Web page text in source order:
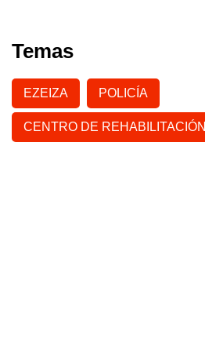
Temas
EZEIZA POLICÍA
CENTRO DE REHABILITACIÓN